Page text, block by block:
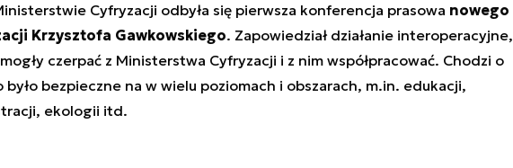
Cyfryzacji odbyła się pierwsza konferencja prasowa nowego
Krzysztofa Gawkowskiego. Zapowiedział działanie interoperacyjne,
czerpać z Ministerstwa Cyfryzacji i z nim współpracować. Chodzi o
bezpieczne na w wielu poziomach i obszarach, m.in. edukacji,
ekologii itd.